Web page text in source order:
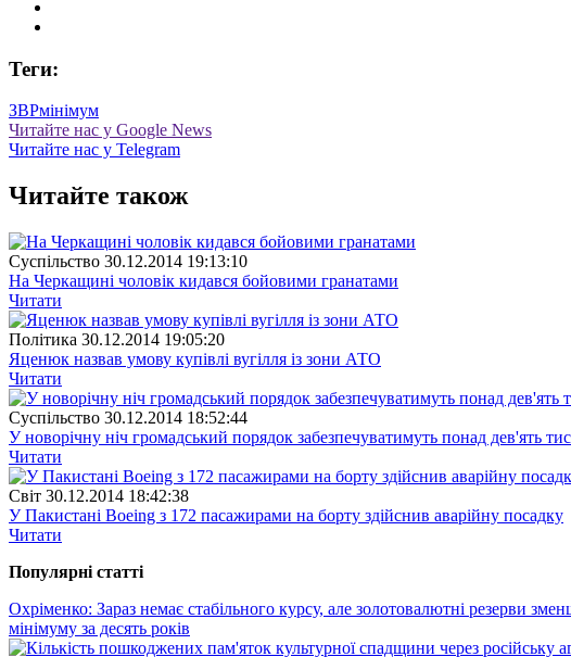
Теги:
ЗВРмінімум
Читайте нас у Google News
Читайте нас у Telegram
Читайте також
Суспiльство 30.12.2014 19:13:10
На Черкащині чоловік кидався бойовими гранатами
Читати
Полiтика 30.12.2014 19:05:20
Яценюк назвав умову купівлі вугілля із зони АТО
Читати
Суспiльство 30.12.2014 18:52:44
У новорічну ніч громадський порядок забезпечуватимуть понад дев'ять
Читати
Свiт 30.12.2014 18:42:38
У Пакистані Boeing з 172 пасажирами на борту здійснив аварійну посадку
Читати
Популярнi статтi
Охріменко: Зараз немає стабільного курсу, але золотовалютні резерви
мінімуму за десять років